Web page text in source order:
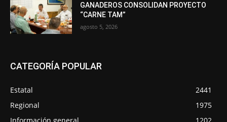
GANADEROS CONSOLIDAN PROYECTO
“CARNE TAM”
agosto 5, 2026
CATEGORÍA POPULAR
Estatal
2441
Regional
1975